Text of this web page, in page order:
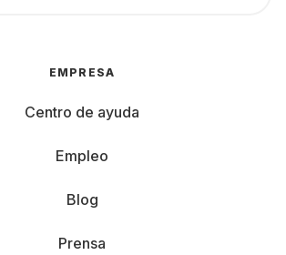
EMPRESA
Centro de ayuda
Empleo
Blog
Prensa